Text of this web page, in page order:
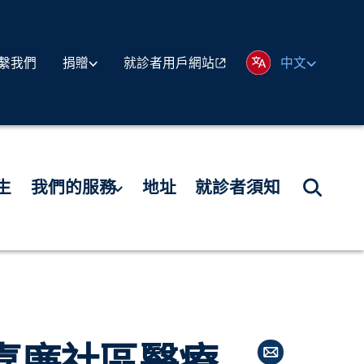
我們 捐贈 就診者用戶網站 中文
我們的服務 地址 就診者須知